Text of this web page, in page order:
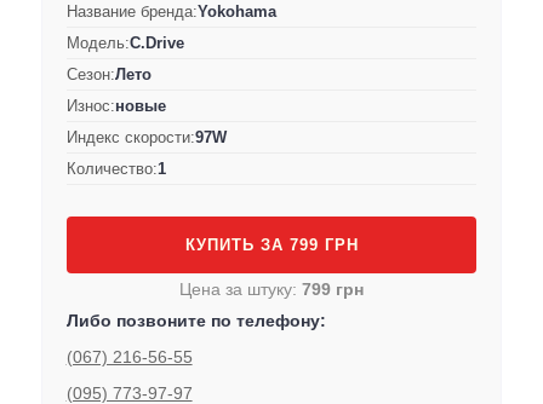
Название бренда:Yokohama
Модель:C.Drive
Сезон:Лето
Износ:новые
Индекс скорости:97W
Количество:1
КУПИТЬ ЗА 799 ГРН
Цена за штуку: 799 грн
Либо позвоните по телефону:
(067) 216-56-55
(095) 773-97-97